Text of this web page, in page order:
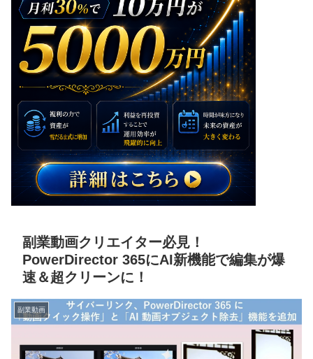
副業動画クリエイター必見！
PowerDirector 365にAI新機能で編集が爆
速＆超クリーンに！
副業動画